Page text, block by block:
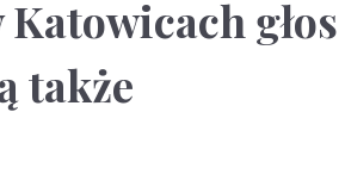
głos
także